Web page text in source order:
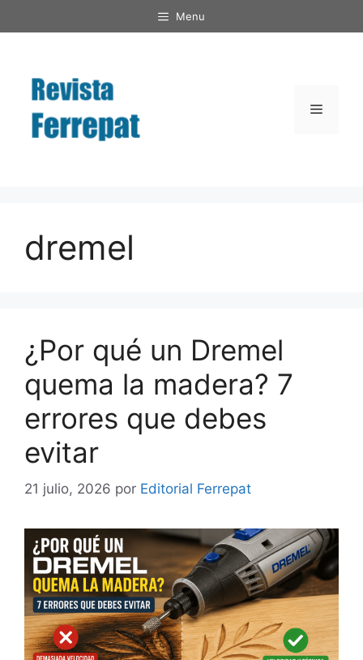
al
Menu
Menú
dremel
¿Por qué un Dremel
quema la madera? 7
errores que debes
evitar
21 julio, 2026 por Editorial Ferrepat